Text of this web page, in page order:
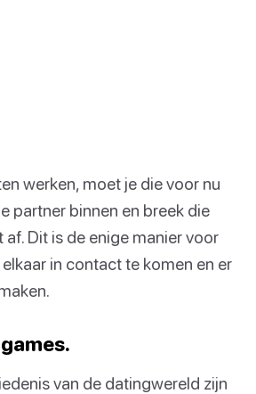
werken, moet je die voor nu
partner binnen en breek die
af. Dit is de enige manier voor
in contact te komen en er
van de datingwereld zijn